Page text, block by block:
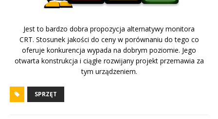
Jest to bardzo dobra propozycja alternatywy monitora
CRT. Stosunek jakości do ceny w porównaniu do tego co
oferuje konkurencja wypada na dobrym poziomie. Jego
otwarta konstrukcja i ciągłe rozwijany projekt przemawia za
tym urządzeniem.
SPRZĘT